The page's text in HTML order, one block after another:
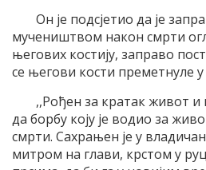
Он је подсјетио да је
мучеништвом након смрти
његових костију, заправо
се његови кости преметнуле
,,Рођен за кратак живот и
да борбу коју је водио за
смрти. Сахрањен је у
митром на глави, крстом у